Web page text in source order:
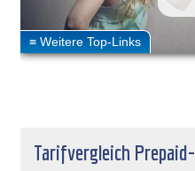
Tarifvergleich